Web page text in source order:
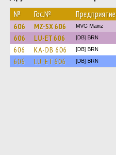
№ Гос.№ Предприятие
606 MZ-SX 606 MVG Mainz
606 LU-ET 606 [DB] BRN
606 KA-DB 606 [DB] BRN
606 LU-ET 606 [DB] BRN